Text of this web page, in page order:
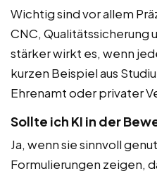
Wichtig sind vor allem
CNC, Qualitätssicherung
stärker wirkt es, wenn
kurzen Beispiel aus
Ehrenamt oder privater
Sollte ich KI in der
Ja, wenn sie sinnvoll
Formulierungen zeigen,